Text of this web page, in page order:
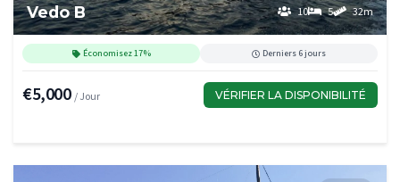
Vedo B 10 5 32m
Économisez 17% Derniers 6 jours
€5,000 / Jour VÉRIFIER LA DISPONIBILITÉ